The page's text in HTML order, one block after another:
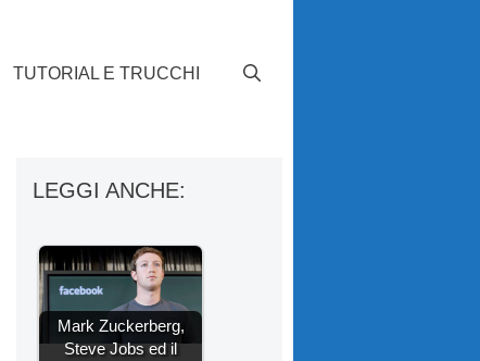
TUTORIAL E TRUCCHI
LEGGI ANCHE:
Mark Zuckerberg,
Steve Jobs ed il